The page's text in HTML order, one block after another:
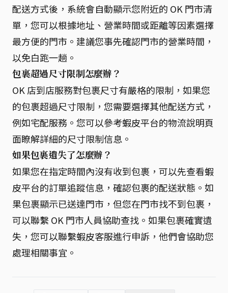
配送方式後，系統會自動顯示您附近的 OK 門市清
單，您可以根據地址、營業時間或距離等因素選擇
最方便的門市。建議您事先確認門市的營業時間，
以免白跑一趟。
包裹超過尺寸限制怎麼辦？
OK 店到店服務對包裹尺寸有嚴格的限制，如果您
的包裹超過尺寸限制，您需要選擇其他配送方式，
例如宅配服務。您可以參考蝦皮平台的物流說明頁
面瞭解詳細的尺寸限制信息。
如果包裹遺失了怎麼辦？
如果您在指定時間內沒有收到包裹，可以先查看蝦
皮平台的訂單追蹤信息，確認包裹的配送狀態。如
果包裹顯示已送達門市，但您在門市找不到包裹，
可以聯繫 OK 門市人員協助查找。如果包裹確實遺
失，您可以聯繫蝦皮客服進行申訴，他們會協助您
處理相關事宜。